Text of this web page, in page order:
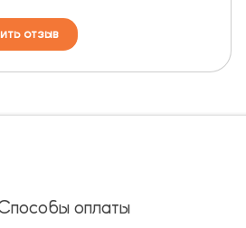
отзыв
оплаты